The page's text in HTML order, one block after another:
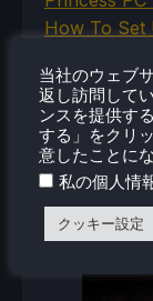
How To Set
How To
On Steam
当社のウェブ
返し訪問して
ンスを提供す
する」をクリ
意したことに
私の個人情
クッキー設定